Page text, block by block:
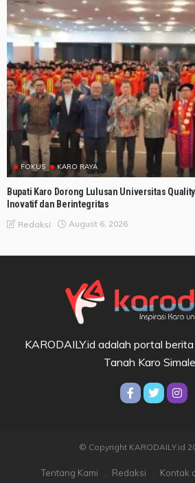
FOKUS KARO RAYA
Bupati Karo Dorong Lulusan Universitas
Inovatif dan Berintegritas
Redaksi August 6, 2026
KARODAILY.id adalah portal
Tanah Karo
© Copyright KARODAILY.id
Tentang Kami Redaksi Kontak